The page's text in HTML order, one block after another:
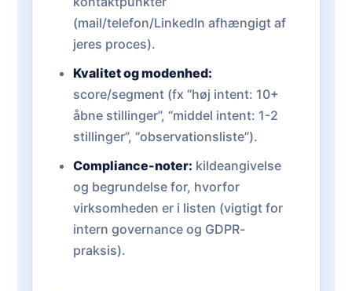
(mail/telefon/LinkedIn afhængigt af
jeres proces).
Kvalitet og modenhed:
score/segment (fx “høj intent: 10+
åbne stillinger”, “middel intent: 1-2
stillinger”, “observationsliste”).
Compliance-noter: kildeangivelse
og begrundelse for, hvorfor
virksomheden er i listen (vigtigt for
intern governance og GDPR-
praksis).